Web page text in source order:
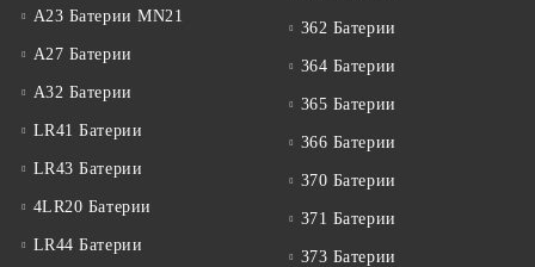
A23 Батерии MN21
A27 Батерии
A32 Батерии
LR41 Батерии
LR43 Батерии
4LR20 Батерии
LR44 Батерии
362 Батерии
364 Батерии
365 Батерии
366 Батерии
370 Батерии
371 Батерии
373 Батерии